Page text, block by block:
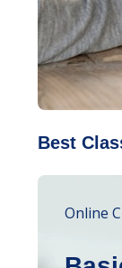
Best
Online